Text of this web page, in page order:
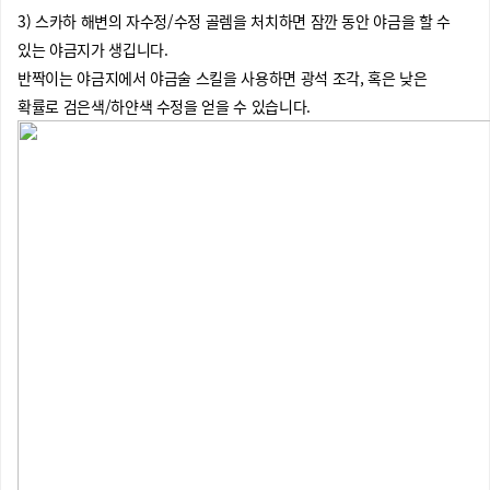
3) 스카하 해변의 자수정/수정 골렘을 처치하면 잠깐 동안 야금을 할 수
있는 야금지가 생깁니다.
반짝이는 야금지에서 야금술 스킬을 사용하면 광석 조각, 혹은 낮은
확률로 검은색/하얀색 수정을 얻을 수 있습니다.